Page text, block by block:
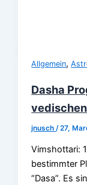
Allgemein,
Dasha
jnusch /27,
Vimshottari:
bestimmter
“Dasa”. Es